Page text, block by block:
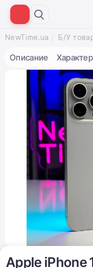
NewTime.ua Б/У
Описание
Apple iPhone